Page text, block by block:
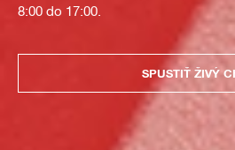
8:00 do 17:00.
SPUSTIŤ ŽIVÝ